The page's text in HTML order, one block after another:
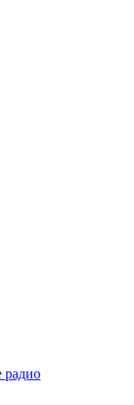
радио